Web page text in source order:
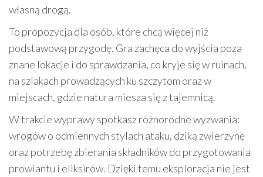
własną drogą.
To propozycja dla osób, które chcą więcej niż
podstawową przygodę. Gra zachęca do wyjścia poza
znane lokacje i do sprawdzania, co kryje się w ruinach,
na szlakach prowadzących ku szczytom oraz w
miejscach, gdzie natura miesza się z tajemnicą.
W trakcie wyprawy spotkasz różnorodne wyzwania:
wrogów o odmiennych stylach ataku, dziką zwierzynę
oraz potrzebę zbierania składników do przygotowania
prowiantu i eliksirów. Dzięki temu eksploracja nie jest